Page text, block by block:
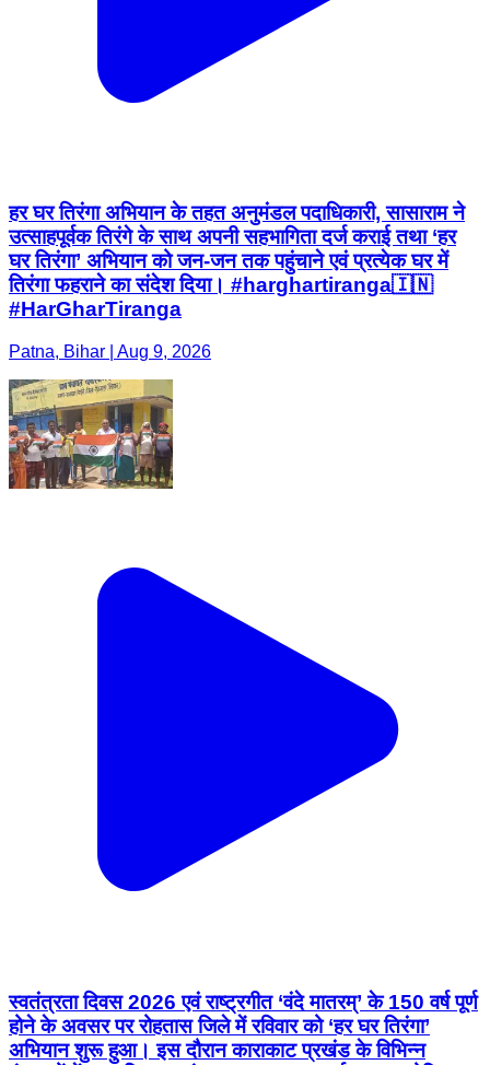
हर घर तिरंगा अभियान के तहत अनुमंडल पदाधिकारी, सासाराम ने
उत्साहपूर्वक तिरंगे के साथ अपनी सहभागिता दर्ज कराई तथा ‘हर
घर तिरंगा’ अभियान को जन-जन तक पहुंचाने एवं प्रत्येक घर में
तिरंगा फहराने का संदेश दिया। #harghartiranga🇮🇳
#HarGharTiranga
Patna, Bihar | Aug 9, 2026
स्वतंत्रता दिवस 2026 एवं राष्ट्रगीत ‘वंदे मातरम्’ के 150 वर्ष पूर्ण
होने के अवसर पर रोहतास जिले में रविवार को ‘हर घर तिरंगा’
अभियान शुरू हुआ। इस दौरान काराकाट प्रखंड के विभिन्न